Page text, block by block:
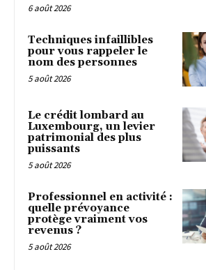
6 août 2026
Techniques infaillibles
pour vous rappeler le
nom des personnes
5 août 2026
Le crédit lombard au
Luxembourg, un levier
patrimonial des plus
puissants
5 août 2026
Professionnel en activité :
quelle prévoyance
protège vraiment vos
revenus ?
5 août 2026